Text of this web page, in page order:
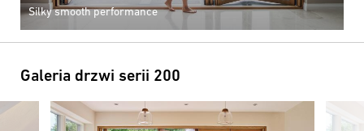
Silky smooth performance
Galeria drzwi serii 200
Obraz